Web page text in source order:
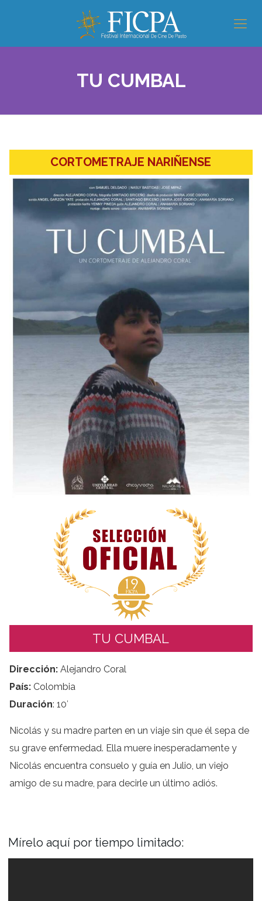
TU CUMBAL
CORTOMETRAJE NARIÑENSE
TU CUMBAL
Dirección: Alejandro Coral
País: Colombia
Duración: 10′
Nicolás y su madre parten en un viaje sin que él sepa de
su grave enfermedad. Ella muere inesperadamente y
Nicolás encuentra consuelo y guía en Julio, un viejo
amigo de su madre, para decirle un último adiós.
Mírelo aquí por tiempo limitado: